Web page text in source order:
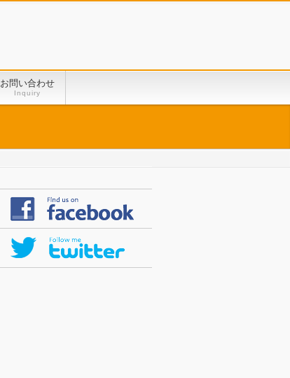
お問い合わせ
Inquiry